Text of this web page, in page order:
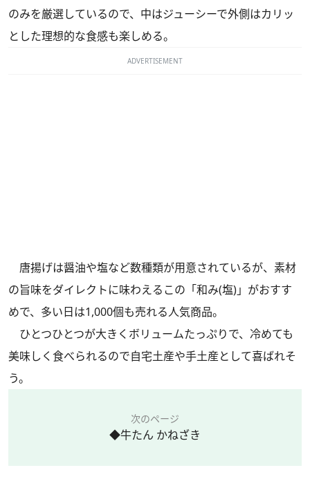
のみを厳選しているので、中はジューシーで外側はカリッ
とした理想的な食感も楽しめる。
ADVERTISEMENT
唐揚げは醤油や塩など数種類が用意されているが、素材
の旨味をダイレクトに味わえるこの「和み(塩)」がおすす
めで、多い日は1,000個も売れる人気商品。
ひとつひとつが大きくボリュームたっぷりで、冷めても
美味しく食べられるので自宅土産や手土産として喜ばれそ
う。
次のページ
◆牛たん かねざき